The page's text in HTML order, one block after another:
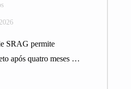
SRAG permite
após quatro meses A